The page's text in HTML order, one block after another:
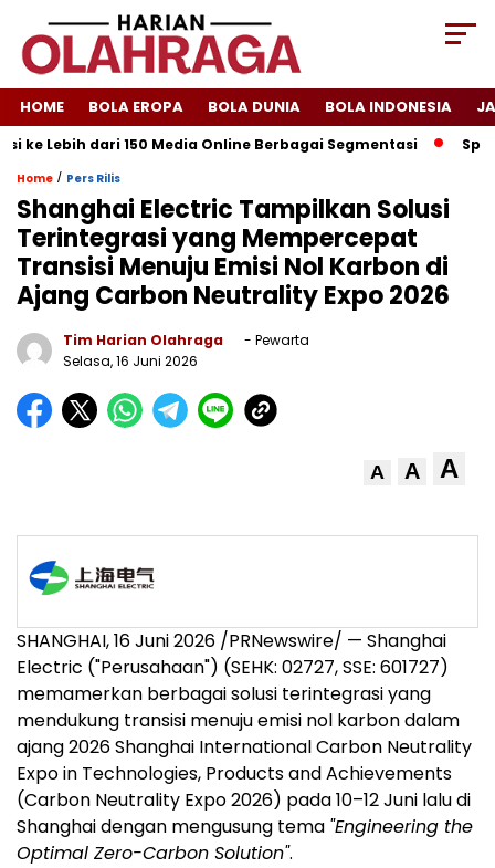
HOME BOLA EROPA BOLA DUNIA BOLA INDONESIA
Lebih dari 150 Media Online Berbagai Segmentasi
Home / Pers Rilis
Shanghai Electric Tampilkan Solusi
Terintegrasi yang Mempercepat
Transisi Menuju Emisi Nol Karbon di
Ajang Carbon Neutrality Expo 2026
Tim Harian Olahraga
- Pewarta
Selasa, 16 Juni 2026
A A A
SHANGHAI, 16 Juni 2026 /PRNewswire/ — Shanghai
Electric ("Perusahaan") (SEHK: 02727, SSE: 601727)
memamerkan berbagai solusi terintegrasi yang
mendukung transisi menuju emisi nol karbon dalam
ajang 2026 Shanghai International Carbon Neutrality
Expo in Technologies, Products and Achievements
(Carbon Neutrality Expo 2026) pada 10–12 Juni lalu di
Shanghai dengan mengusung tema "Engineering the
Optimal Zero-Carbon Solution".